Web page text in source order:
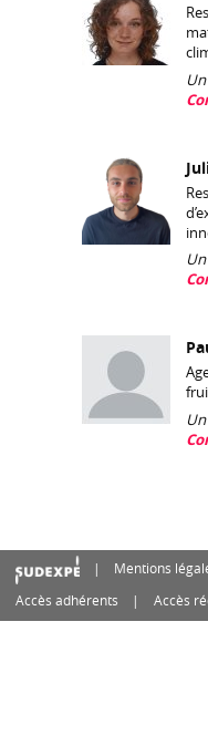
Mentions
Accès adhérents
Accès